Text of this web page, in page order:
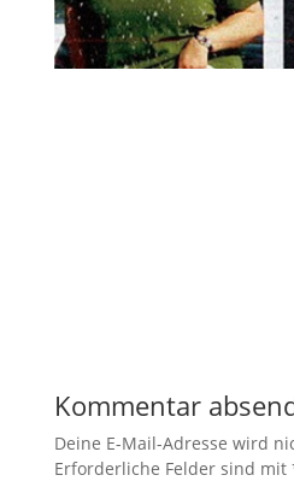
Kommentar
Deine E-Mail-Adresse wird
Erforderliche Felder sind mit